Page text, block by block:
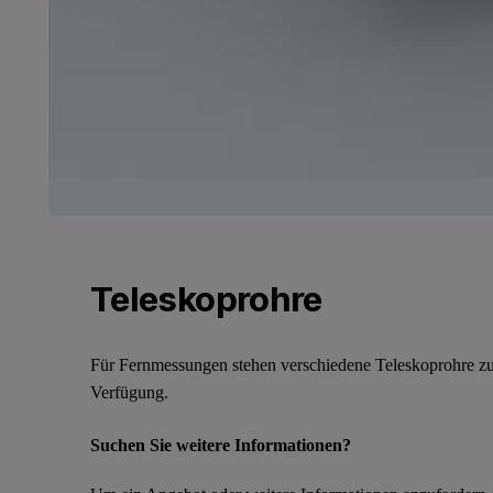
Teleskoprohre
Für Fernmessungen stehen verschiedene Teleskoprohre
Verfügung.
Suchen Sie weitere Informationen?